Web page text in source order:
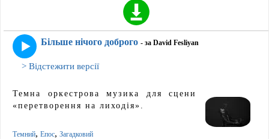
Більше нічого доброго - за David Fesliyan
> Відстежити версії
Темна оркестрова музика для сцени
«перетворення на лиходія».
Темний, Епос, Загадковий